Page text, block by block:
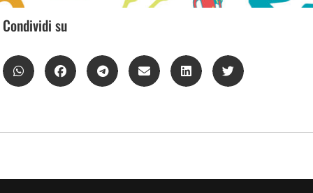
Condividi su